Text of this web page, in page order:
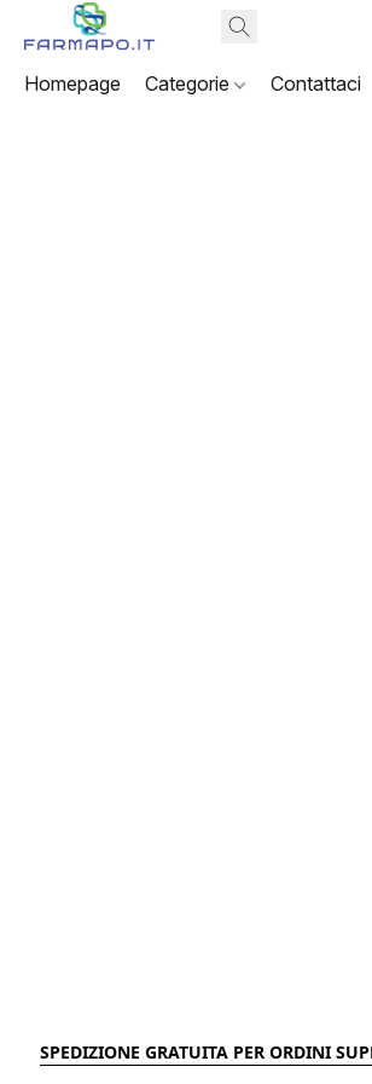
Homepage Categorie Contattaci
SPEDIZIONE GRATUITA PER ORDINI